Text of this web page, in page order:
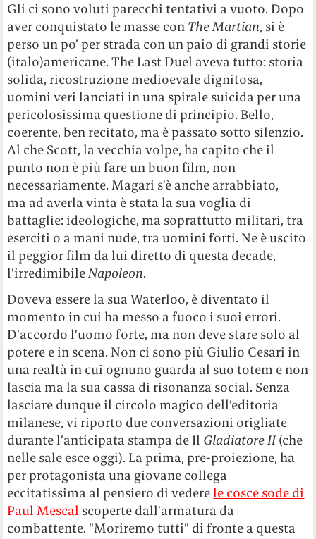
Gli ci sono voluti parecchi tentativi a vuoto. Dopo
aver conquistato le masse con The Martian, si è
perso un po’ per strada con un paio di grandi storie
(italo)americane. The Last Duel aveva tutto: storia
solida, ricostruzione medioevale dignitosa,
uomini veri lanciati in una spirale suicida per una
pericolosissima questione di principio. Bello,
coerente, ben recitato, ma è passato sotto silenzio.
Al che Scott, la vecchia volpe, ha capito che il
punto non è più fare un buon film, non
necessariamente. Magari s’è anche arrabbiato,
ma ad averla vinta è stata la sua voglia di
battaglie: ideologiche, ma soprattutto militari, tra
eserciti o a mani nude, tra uomini forti. Ne è uscito
il peggior film da lui diretto di questa decade,
l’irredimibileNapoleon.
Doveva essere la sua Waterloo, è diventato il
momento in cui ha messo a fuoco i suoi errori.
D’accordo l’uomo forte, ma non deve stare solo al
potere e in scena. Non ci sono più Giulio Cesari in
una realtà in cui ognuno guarda al suo totem e non
lascia ma la sua cassa di risonanza social. Senza
lasciare dunque il circolo magico dell’editoria
milanese, vi riporto due conversazioni origliate
durante l’anticipata stampa de Il Gladiatore II(che
nelle sale esce oggi). La prima, pre-proiezione, ha
per protagonista una giovane collega
eccitatissima al pensiero di vedere le cosce sode di
Paul Mescal scoperte dall’armatura da
combattente. “Moriremo tutti” di fronte a questa